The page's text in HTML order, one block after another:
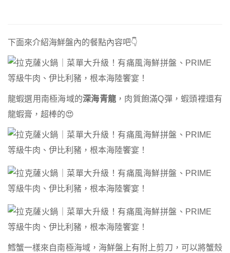
下面來介紹海鮮盤內的餐點內容吧👇
龍蝦選用南極海域的深海青龍 ，肉質飽滿Q彈，蝦頭裡還有
龍蝦膏，超棒的😍
鱈蟹一樣來自南極海域，海鮮盤上有附上剪刀，可以將蟹殼